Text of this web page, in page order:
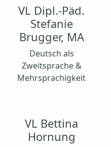
VL Dipl.-Päd.
Stefanie
Brugger, MA
Deutsch als
Zweitsprache &
Mehrsprachigkeit
VL Bettina
Hornung